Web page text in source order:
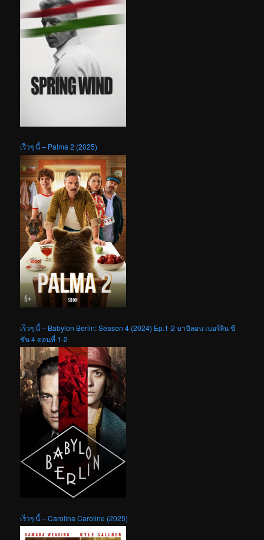
เร็วๆ นี้ – Palma 2 (2025)
เร็วๆ นี้ – Babylon Berlin: Season 4 (2024) Ep.1-2 บาบิลอน เบอร์ลิน ซี
ซัน 4 ตอนที่ 1-2
เร็วๆ นี้ – Carolina Caroline (2025)